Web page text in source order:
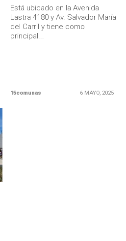
Está ubicado en la Avenida
Lastra 4180 y Av. Salvador María
del Carril y tiene como
principal...
15comunas 6 MAYO, 2025